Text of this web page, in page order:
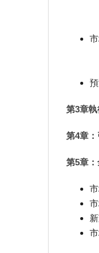
第3章
第4章
第5章